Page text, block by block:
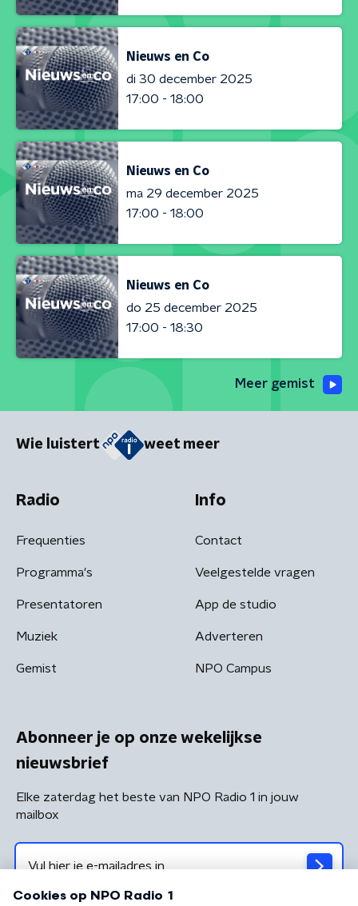
Nieuws en Co
di 30 december 2025
17:00 - 18:00
Nieuws en Co
ma 29 december 2025
17:00 - 18:00
Nieuws en Co
do 25 december 2025
17:00 - 18:30
Meer gemist
Wie luistert weet meer
Radio
Frequenties
Programma's
Presentatoren
Muziek
Gemist
Info
Contact
Veelgestelde vragen
App de studio
Adverteren
NPO Campus
Abonneer je op onze wekelijkse
nieuwsbrief
Elke zaterdag het beste van NPO Radio 1 in jouw
mailbox